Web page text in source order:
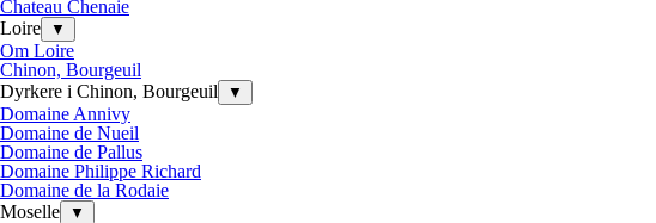
Chateau Chenaie
Loire
▼
Om Loire
Chinon, Bourgeuil
Dyrkere i Chinon, Bourgeuil
▼
Domaine Annivy
Domaine de Nueil
Domaine de Pallus
Domaine Philippe Richard
Domaine de la Rodaie
Moselle
▼